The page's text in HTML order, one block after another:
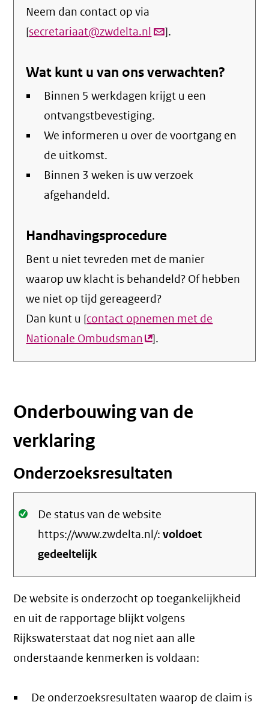
Neem dan contact op via
[secretariaat@zwdelta.nl (link
email)
].
Wat kunt u van ons verwachten?
Binnen 5 werkdagen krijgt u een
ontvangstbevestiging.
We informeren u over de voortgang en
de uitkomst.
Binnen 3 weken is uw verzoek
afgehandeld.
Handhavingsprocedure
Bent u niet tevreden met de manier
waarop uw klacht is behandeld? Of hebben
we niet op tijd gereageerd?
Dan kunt u [contact opnemen met de
Nationale Ombudsman(externe
link)
].
Onderbouwing van de
verklaring
Onderzoeksresultaten
Oké.
De status van de website
https://www.zwdelta.nl/:voldoet
gedeeltelijk
De website is onderzocht op toegankelijkheid
en uit de rapportage blijkt volgens
Rijkswaterstaat dat nog niet aan alle
onderstaande kenmerken is voldaan:
De onderzoeksresultaten waarop de claim is